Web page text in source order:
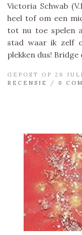
Victoria Schwab
heel tof om een
tot nu toe spelen
stad waar ik zelf
plekken dus!
GEPOST OP 26
RECENSIE
/ 0